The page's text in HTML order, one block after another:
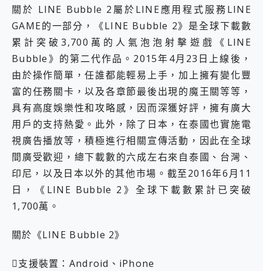
關於 LINE Bubble 2屬於LINE應用程式服務LINE
GAME的一部分，《LINE Bubble 2》是全球下載數
累計突破3,700萬的人氣泡泡射擊遊戲《LINE
Bubble》的第二代作品。2015年4月23日上線後，
由於操作簡單，任誰都能輕易上手，加上擁有變化豐
富的任務關卡，以及各章節最後出現的魔王關等等，
具有高度娛樂性和攻略感，因而深獲好評，擁有廣大
用戶的支持熱愛。此外，除了日本，在泰國也實施電
視廣告播放等，積極進行相關宣傳活動，因此在全球
間廣受歡迎，總下載數的六成左右來自泰國、台灣、
印尼，以及日本以外的其他市場。截至2016年6月11
日，《LINE Bubble 2》全球下載數累計已突破
1,700萬。
關於《LINE Bubble 2》
支援裝置：Android、iPhone